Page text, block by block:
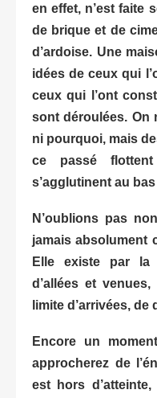
en effet, n’est faite
de brique et de
d’ardoise. Une
idées de ceux qui
ceux qui l’ont
sont déroulées. On
ni pourquoi, mais
ce passé
s’agglutinent au
N’oublions pas
jamais absolument
Elle existe par la
d’allées et
limite d’arrivées,
Encore un
approcherez de
est hors